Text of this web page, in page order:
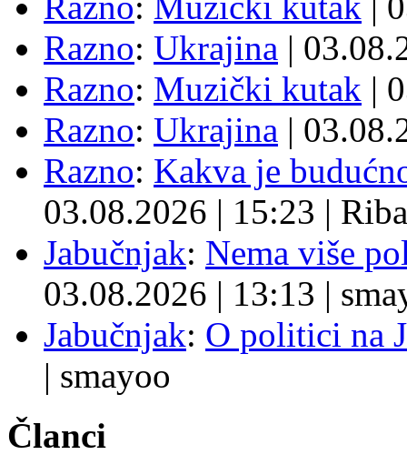
Razno: Ukrajina |
Razno: Muzički kutak |
Razno: Ukrajina |
Razno: Kakva je
03.08.2026 | 15:23 | Riba
Jabučnjak: Nema više
03.08.2026 | 13:13 |
Jabučnjak: O politici na
| smayoo
Članci